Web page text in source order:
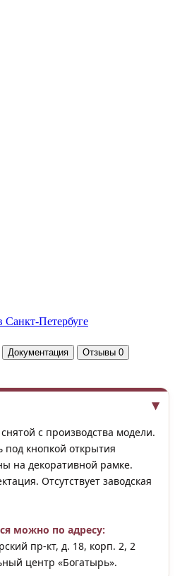
Санкт-Петербуге
Документация Отзывы 0
с производства модели.
под кнопкой открытия
на декоративной рамке.
Отсутствует заводская
можно по адресу:
пр-кт, д. 18, корп. 2, 2
центр «Богатырь».